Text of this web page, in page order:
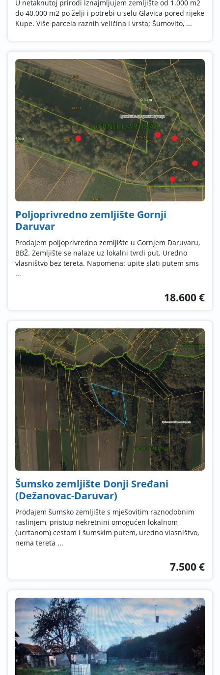
U netaknutoj prirodi iznajmljujem zemljište od 1.000 m2
do 40.000 m2 po želji i potrebi u selu Glavica pored rijeke
Kupe. Više parcela raznih veličina i vrsta; Šumovito, ...
Poljoprivredno zemljište Gornji
Daruvar
Prodajem poljoprivredno zemljište u Gornjem Daruvaru,
BBŽ. Zemljište se nalaze uz lokalni tvrdi put. Uredno
vlasništvo bez tereta. Napomena: upite slati putem sms
...
18.600 €
Šumsko zemljište Donji Sređani
(Dežanovac-Daruvar)
Prodajem šumsko zemljište s mješovitim raznodobnim
raslinjem, pristup nekretnini omogućen lokalnom
(ucrtanom) cestom i šumskim putem, uredno vlasništvo,
nema tereta ...
7.500 €